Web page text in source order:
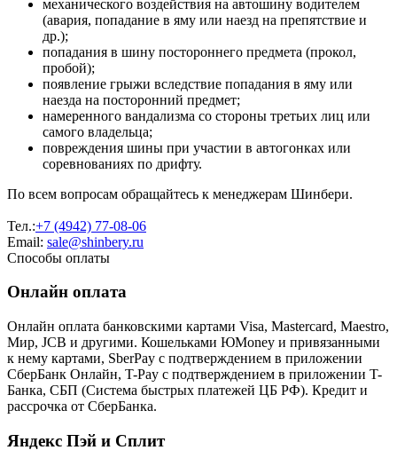
механического воздействия на автошину водителем
(авария, попадание в яму или наезд на препятствие и
др.);
попадания в шину постороннего предмета (прокол,
пробой);
появление грыжи вследствие попадания в яму или
наезда на посторонний предмет;
намеренного вандализма со стороны третьих лиц или
самого владельца;
повреждения шины при участии в автогонках или
соревнованиях по дрифту.
По всем вопросам обращайтесь к менеджерам Шинбери.
Тел.:+7 (4942) 77-08-06
Email: sale@shinbery.ru
Способы оплаты
Онлайн оплата
Онлайн оплата банковскими картами Visa, Mastercard, Maestro,
Мир, JCB и другими. Кошельками ЮMoney и привязанными
к нему картами, SberPay с подтверждением в приложении
СберБанк Онлайн, T-Pay с подтверждением в приложении T-
Банка, СБП (Система быстрых платежей ЦБ РФ). Кредит и
рассрочка от СберБанка.
Яндекс Пэй и Сплит